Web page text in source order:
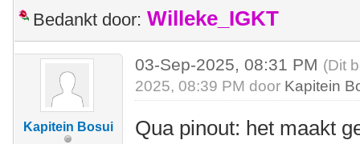
Bedankt door: Willeke_IGKT
Kapitein Bosui
03-Sep-2025, 08:31 PM (Dit
2025, 08:39 PM door Kapitein
Qua pinout: het maakt